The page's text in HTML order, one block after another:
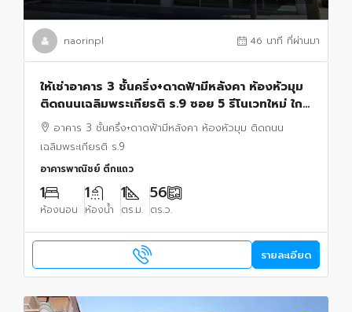
naorinpl 46 นาที ที่ผ่านมา
ให้เช่าอาคาร 3 ชั้นครึ่ง+ดาดฟ้ามีหลังคา ห้องหัวมุม
ติดถนนเฉลิมพระเกียรติ ร.9 ซอย 5 รีโนเวทใหม่ ใกล้
รถไฟฟ้าศรีอุดม 400 เมตร
อาคาร 3 ชั้นครึ่ง+ดาดฟ้ามีหลังคา ห้องหัวมุม ติดถนน
เฉลิมพระเกียรติ ร.9
อาคารพาณิชย์ ตึกแถว
1
ห้องนอน
1
ห้องน้ำ
1
ตร.ม.
56
ตร.ว.
รายละเอียด